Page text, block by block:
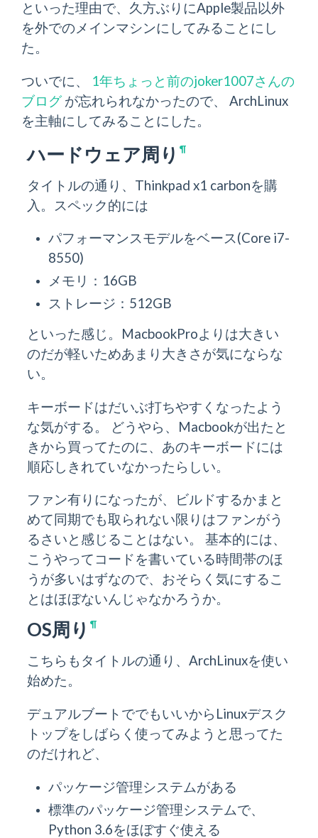
といった理由で、久方ぶりにApple製品以外
を外でのメインマシンにしてみることにし
た。
ついでに、 1年ちょっと前のjoker1007さんの
ブログ が忘れられなかったので、 ArchLinux
を主軸にしてみることにした。
ハードウェア周り ¶
タイトルの通り、Thinkpad x1 carbonを購
入。スペック的には
パフォーマンスモデルをベース(Core i7-
8550)
メモリ：16GB
ストレージ：512GB
といった感じ。MacbookProよりは大きい
のだが軽いためあまり大きさが気にならな
い。
キーボードはだいぶ打ちやすくなったよう
な気がする。 どうやら、Macbookが出たと
きから買ってたのに、あのキーボードには
順応しきれていなかったらしい。
ファン有りになったが、ビルドするかまと
めて同期でも取られない限りはファンがう
るさいと感じることはない。 基本的には、
こうやってコードを書いている時間帯のほ
うが多いはずなので、おそらく気にするこ
とはほぼないんじゃなかろうか。
OS周り ¶
こちらもタイトルの通り、ArchLinuxを使い
始めた。
デュアルブートででもいいからLinuxデスク
トップをしばらく使ってみようと思ってた
のだけれど、
パッケージ管理システムがある
標準のパッケージ管理システムで、
Python 3.6をほぼすぐ使える